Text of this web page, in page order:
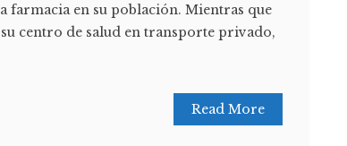
farmacia en su población. Mientras que
centro de salud en transporte privado,
Read More